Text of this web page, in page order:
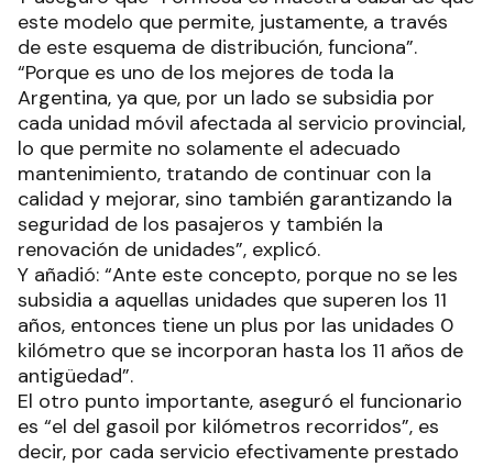
este modelo que permite, justamente, a través
de este esquema de distribución, funciona”.
“Porque es uno de los mejores de toda la
Argentina, ya que, por un lado se subsidia por
cada unidad móvil afectada al servicio provincial,
lo que permite no solamente el adecuado
mantenimiento, tratando de continuar con la
calidad y mejorar, sino también garantizando la
seguridad de los pasajeros y también la
renovación de unidades”, explicó.
Y añadió: “Ante este concepto, porque no se les
subsidia a aquellas unidades que superen los 11
años, entonces tiene un plus por las unidades 0
kilómetro que se incorporan hasta los 11 años de
antigüedad”.
El otro punto importante, aseguró el funcionario
es “el del gasoil por kilómetros recorridos”, es
decir, por cada servicio efectivamente prestado